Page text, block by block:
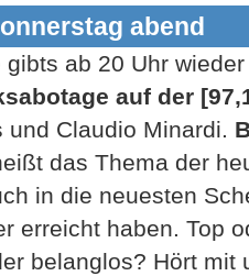
abend
gibts ab 20 Uhr wieder
auf der
und Claudio Minardi.
das Thema der
in die neuesten
erreicht haben. Top
belanglos? Hört